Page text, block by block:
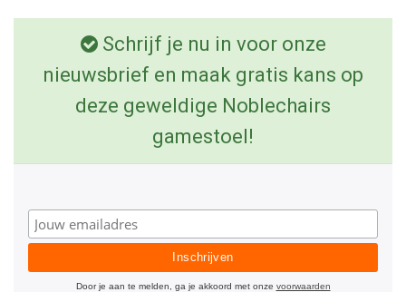
Schrijf je nu in voor onze
nieuwsbrief en maak gratis kans op
deze geweldige Noblechairs
gamestoel!
Door je aan te melden, ga je akkoord met onze voorwaarden